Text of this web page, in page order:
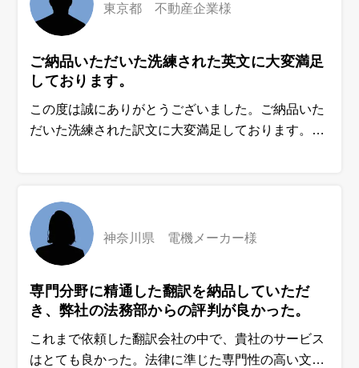
東京都 不動産企業様
ご納品いただいた洗練された英文に大変満足
しております。
この度は誠にありがとうございました。ご納品いた
だいた洗練された訳文に大変満足しております。急
いと思いますので、どうぞよろしくお願いいたしま
す。
神奈川県 電機メーカー様
専門分野に精通した翻訳を納品していただ
き、弊社の法務部からの評判が良かった。
これまで依頼した翻訳会社の中で、貴社のサービス
はとても良かった。法律に準じた専門性の高い文章